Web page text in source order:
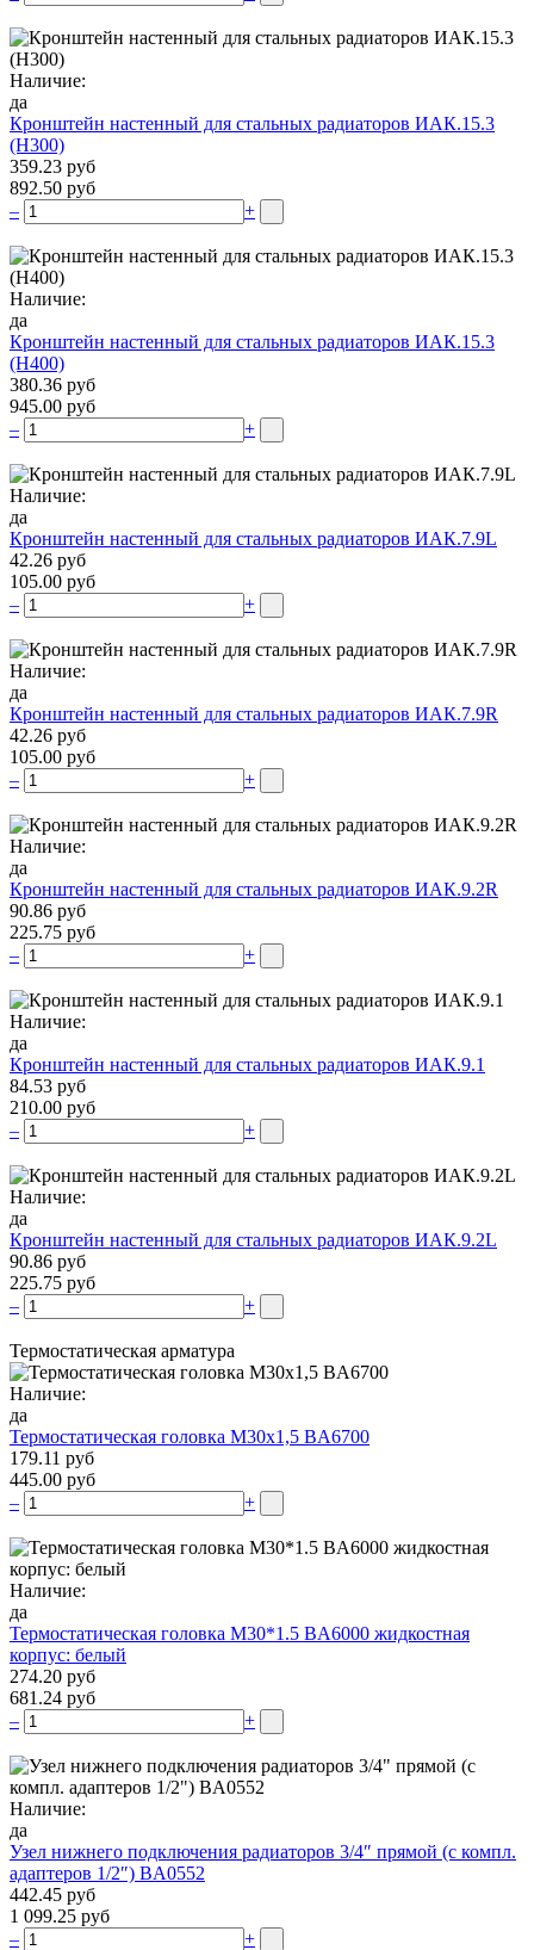
Наличие:
да
Кронштейн настенный для стальных радиаторов ИАК.15.3
(H300)
359.23 руб
892.50 руб
–
+
Наличие:
да
Кронштейн настенный для стальных радиаторов ИАК.15.3
(H400)
380.36 руб
945.00 руб
–
+
Наличие:
да
Кронштейн настенный для стальных радиаторов ИАК.7.9L
42.26 руб
105.00 руб
–
+
Наличие:
да
Кронштейн настенный для стальных радиаторов ИАК.7.9R
42.26 руб
105.00 руб
–
+
Наличие:
да
Кронштейн настенный для стальных радиаторов ИАК.9.2R
90.86 руб
225.75 руб
–
+
Наличие:
да
Кронштейн настенный для стальных радиаторов ИАК.9.1
84.53 руб
210.00 руб
–
+
Наличие:
да
Кронштейн настенный для стальных радиаторов ИАК.9.2L
90.86 руб
225.75 руб
–
+
Термостатическая арматура
Наличие:
да
Термостатическая головка М30х1,5 BA6700
179.11 руб
445.00 руб
–
+
Наличие:
да
Термостатическая головка M30*1.5 BA6000 жидкостная
корпус: белый
274.20 руб
681.24 руб
–
+
Наличие:
да
Узел нижнего подключения радиаторов 3/4″ прямой (c компл.
адаптеров 1/2″) BA0552
442.45 руб
1 099.25 руб
–
+